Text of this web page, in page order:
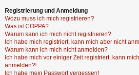
Registrierung und Anmeldung
Wozu muss ich mich registrieren?
Was ist COPPA?
Warum kann ich mich nicht registrieren?
Ich habe mich registriert, kann mich aber nicht
Warum kann ich mich nicht anmelden?
Ich habe mich vor einiger Zeit registriert, kann
anmelden?!
Ich habe mein Passwort vergessen!